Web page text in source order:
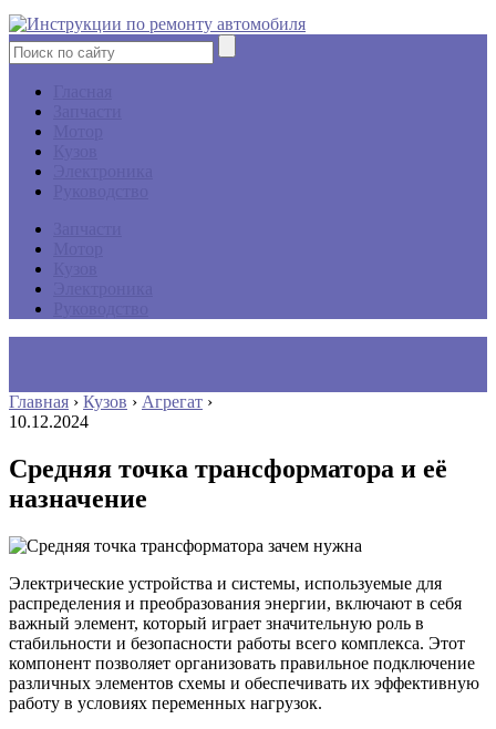
Главная › Кузов › Агрегат ›
10.12.2024
Средняя точка трансформатора и её
назначение
Электрические устройства и системы, используемые для
распределения и преобразования энергии, включают в себя
важный элемент, который играет значительную роль в
стабильности и безопасности работы всего комплекса. Этот
компонент позволяет организовать правильное подключение
различных элементов схемы и обеспечивать их эффективную
работу в условиях переменных нагрузок.